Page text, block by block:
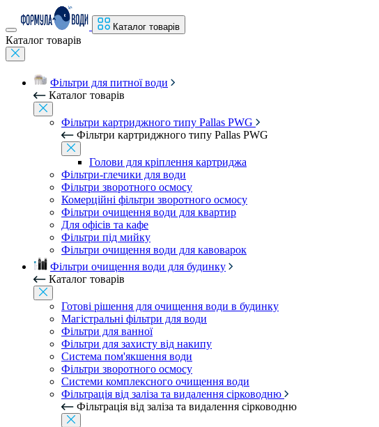
Каталог товарів
Каталог товарів
Фільтри для питної води
Каталог товарів
Фільтри картриджного типу Pallas PWG
Фільтри картриджного типу Pallas PWG
Голови для кріплення картриджа
Фільтри-глечики для води
Фільтри зворотного осмосу
Комерційні фільтри зворотного осмосу
Фільтри очищення води для квартир
Для офісів та кафе
Фільтри під мийку
Фільтри очищення води для кавоварок
Фільтри очищення води для будинку
Каталог товарів
Готові рішення для очищення води в будинку
Магістральні фільтри для води
Фільтри для ванної
Фільтри для захисту від накипу
Система пом'якшення води
Фільтри зворотного осмосу
Системи комплексного очищення води
Фільтрація від заліза та видалення сірководню
Фільтрація від заліза та видалення сірководню